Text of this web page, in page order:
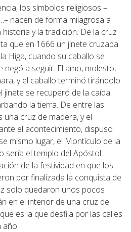
los símbolos religiosos –
nacen de forma milagrosa a
y la tradición. De la cruz
que en 1666 un jinete cruzaba
Higa, cuando su caballo se
negó a seguir. El amo, molesto,
y el caballo terminó tirándolo
jinete se recuperó de la caída
la tierra. De entre las
cruz de madera, y el
el acontecimiento, dispuso
mismo lugar, el Montículo de la
sería el templo del Apóstol
de la festividad en que los
por finalizada la conquista de
solo quedaron unos pocos
en el interior de una cruz de
es la que desfila por las calles
año.